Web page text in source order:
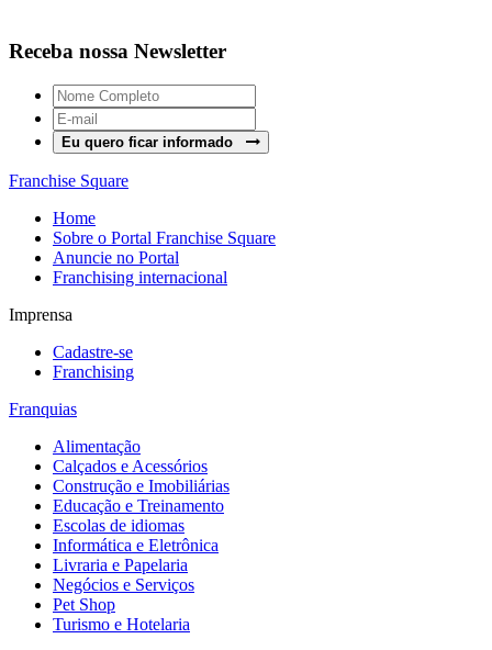
Receba nossa Newsletter
Eu quero ficar informado
Franchise Square
Home
Sobre o Portal Franchise Square
Anuncie no Portal
Franchising internacional
Imprensa
Cadastre-se
Franchising
Franquias
Alimentação
Calçados e Acessórios
Construção e Imobiliárias
Educação e Treinamento
Escolas de idiomas
Informática e Eletrônica
Livraria e Papelaria
Negócios e Serviços
Pet Shop
Turismo e Hotelaria